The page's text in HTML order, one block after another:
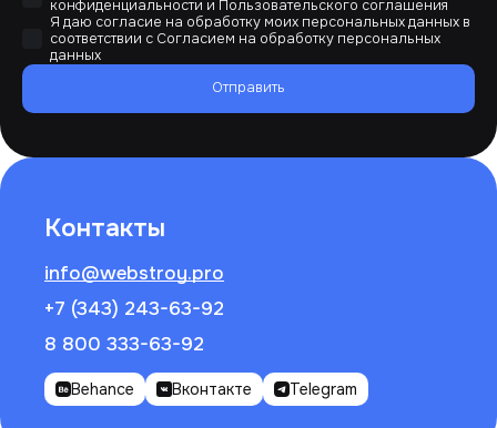
конфиденциальности и Пользовательского соглашения
Я даю согласие на обработку моих персональных данных в
соответствии с Согласием на обработку персональных
данных
Отправить
Контакты
info@webstroy.pro
+7 (343) 243-63-92
8 800 333-63-92
Behance Вконтакте Telegram